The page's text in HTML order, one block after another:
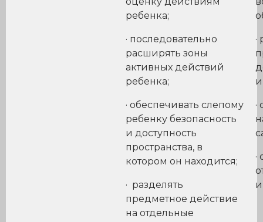
ребенка;
· последовательно
расширять зоны
активных действий
ребенка;
· обеспечивать слепому
ребенку безопасность
и доступность
пространства, в
котором он находится;
· разделять
предметное действие
на отдельные
·